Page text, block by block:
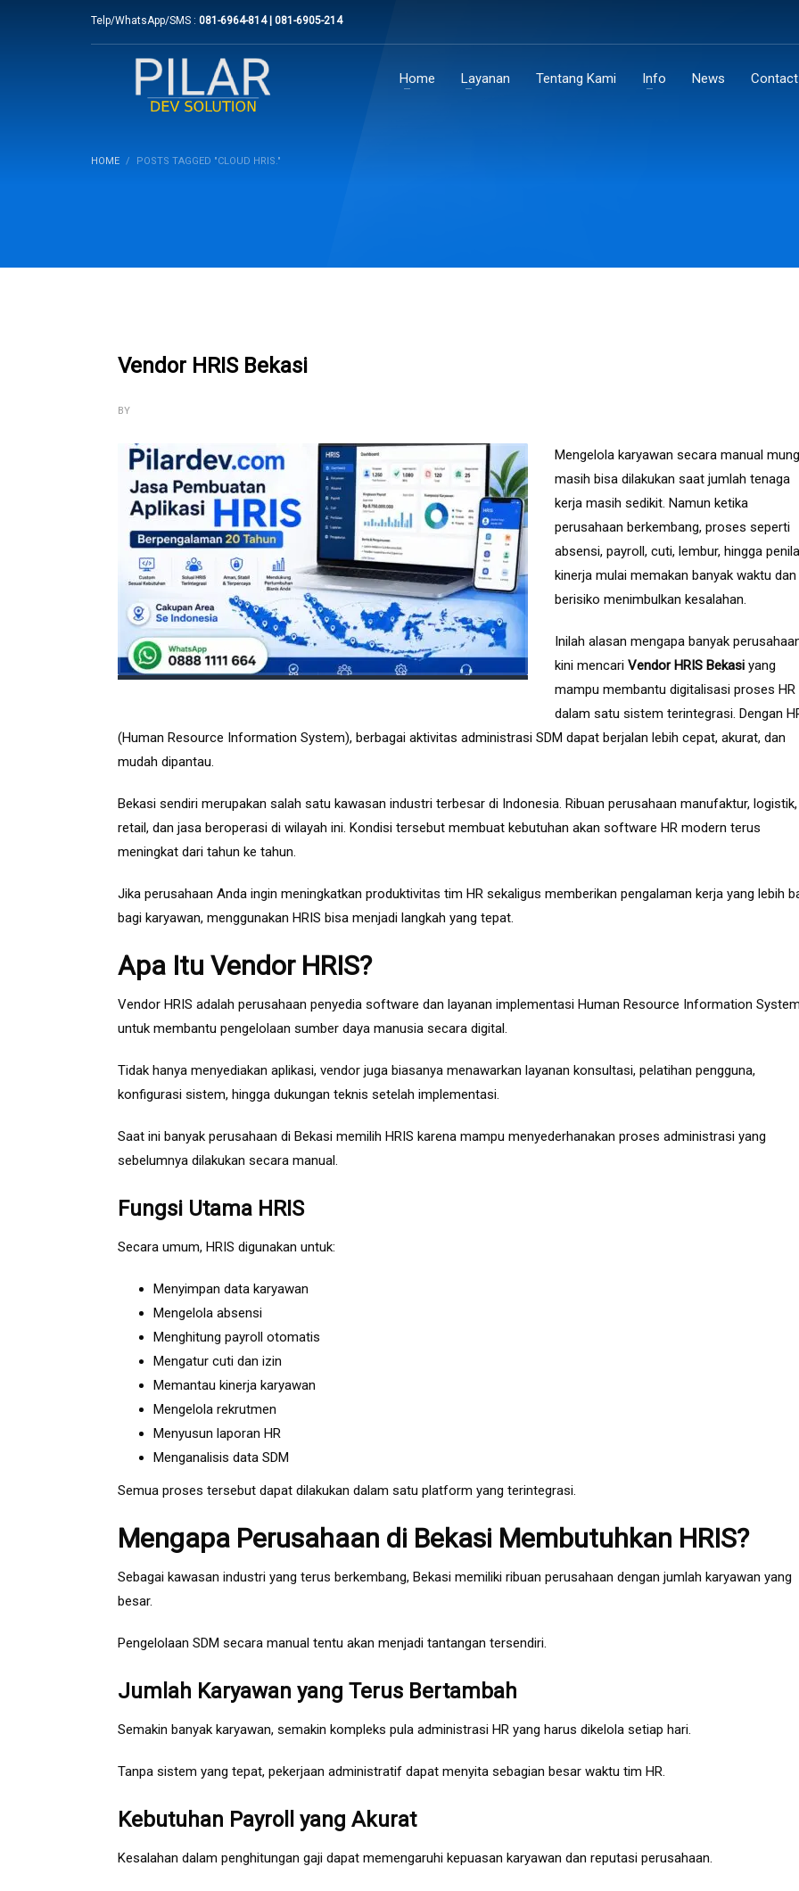
Telp/WhatsApp/SMS : 081-6964-814 | 081-6905-214
Home Layanan Tentang Kami Info News
HOME POSTS TAGGED "CLOUD HRIS."
Vendor HRIS Bekasi
BY
Mengelola karyawan secara manual
masih bisa dilakukan saat jumlah tenaga
kerja masih sedikit. Namun ketika
perusahaan berkembang, proses seperti
absensi, payroll, cuti, lembur, hingga
kinerja mulai memakan banyak waktu dan
berisiko menimbulkan kesalahan.
Inilah alasan mengapa banyak
kini mencari Vendor HRIS Bekasi yang
mampu membantu digitalisasi proses HR
dalam satu sistem terintegrasi. Dengan
(Human Resource Information System), berbagai aktivitas administrasi SDM dapat berjalan lebih cepat, akurat, dan
mudah dipantau.
Bekasi sendiri merupakan salah satu kawasan industri terbesar di Indonesia. Ribuan perusahaan manufaktur, logistik,
retail, dan jasa beroperasi di wilayah ini. Kondisi tersebut membuat kebutuhan akan software HR modern terus
meningkat dari tahun ke tahun.
Jika perusahaan Anda ingin meningkatkan produktivitas tim HR sekaligus memberikan pengalaman kerja yang lebih
bagi karyawan, menggunakan HRIS bisa menjadi langkah yang tepat.
Apa Itu Vendor HRIS?
Vendor HRIS adalah perusahaan penyedia software dan layanan implementasi Human Resource Information
untuk membantu pengelolaan sumber daya manusia secara digital.
Tidak hanya menyediakan aplikasi, vendor juga biasanya menawarkan layanan konsultasi, pelatihan pengguna,
konfigurasi sistem, hingga dukungan teknis setelah implementasi.
Saat ini banyak perusahaan di Bekasi memilih HRIS karena mampu menyederhanakan proses administrasi yang
sebelumnya dilakukan secara manual.
Fungsi Utama HRIS
Secara umum, HRIS digunakan untuk:
Menyimpan data karyawan
Mengelola absensi
Menghitung payroll otomatis
Mengatur cuti dan izin
Memantau kinerja karyawan
Mengelola rekrutmen
Menyusun laporan HR
Menganalisis data SDM
Semua proses tersebut dapat dilakukan dalam satu platform yang terintegrasi.
Mengapa Perusahaan di Bekasi Membutuhkan HRIS?
Sebagai kawasan industri yang terus berkembang, Bekasi memiliki ribuan perusahaan dengan jumlah karyawan yang
besar.
Pengelolaan SDM secara manual tentu akan menjadi tantangan tersendiri.
Jumlah Karyawan yang Terus Bertambah
Semakin banyak karyawan, semakin kompleks pula administrasi HR yang harus dikelola setiap hari.
Tanpa sistem yang tepat, pekerjaan administratif dapat menyita sebagian besar waktu tim HR.
Kebutuhan Payroll yang Akurat
Kesalahan dalam penghitungan gaji dapat memengaruhi kepuasan karyawan dan reputasi perusahaan.